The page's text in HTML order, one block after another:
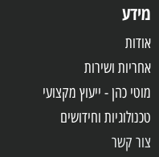
מידע
אודות
אחריות ושירות
מוטי כהן - ייעוץ מקצועי
טכנולוגיות וחידושים
צור קשר